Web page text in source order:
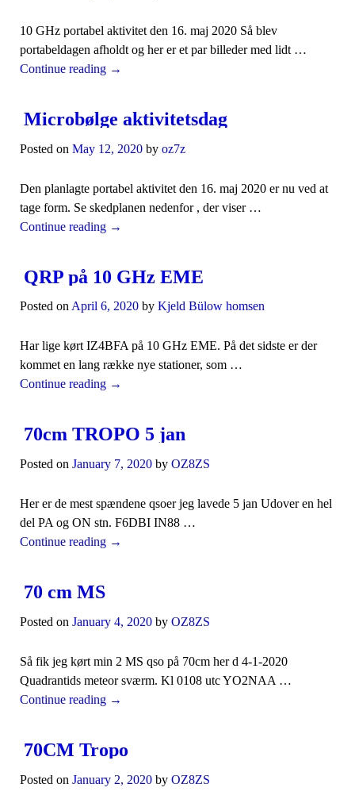
10 GHz portabel aktivitet den 16. maj 2020 Så blev
portabeldagen afholdt og her er et par billeder med lidt …
Continue reading →
Microbølge aktivitetsdag
Posted on May 12, 2020 by oz7z
Den planlagte portabel aktivitet den 16. maj 2020 er nu ved at
tage form. Se skedplanen nedenfor , der viser …
Continue reading →
QRP på 10 GHz EME
Posted onApril 6, 2020 by Kjeld Bülow homsen
Har lige kørt IZ4BFA på 10 GHz EME. På det sidste er der
kommet en lang række nye stationer, som …
Continue reading →
70cm TROPO 5 jan
Posted on January 7, 2020 by OZ8ZS
Her er de mest spændene qsoer jeg lavede 5 jan Udover en hel
del PA og ON stn. F6DBI IN88 …
Continue reading →
70 cm MS
Posted on January 4, 2020 by OZ8ZS
Så fik jeg kørt min 2 MS qso på 70cm her d 4-1-2020
Quadrantids meteor sværm. Kl 0108 utc YO2NAA …
Continue reading →
70CM Tropo
Posted on January 2, 2020 by OZ8ZS